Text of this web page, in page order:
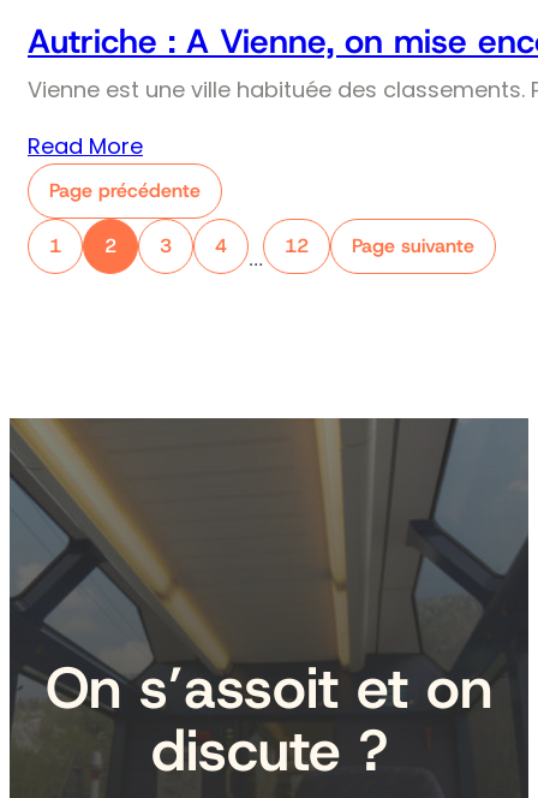
Autriche : A Vienne, on mise
Vienne est une ville habituée des
Read More
Page précédente
1 2 3 4
…
12 Page suivante
On s’assoit et on
discute ?